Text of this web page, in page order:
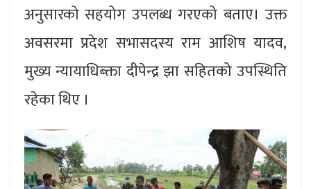
अनुसारको सहयोग उपलब्ध गरएको बताए। उक्त
अवसरमा प्रदेश सभासदस्य राम आशिष यादव,
मुख्य न्यायाधिब्क्ता दीपेन्द्र झा सहितको उपस्थिति
रहेका थिए ।